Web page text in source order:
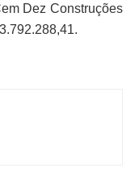
Dez Construções